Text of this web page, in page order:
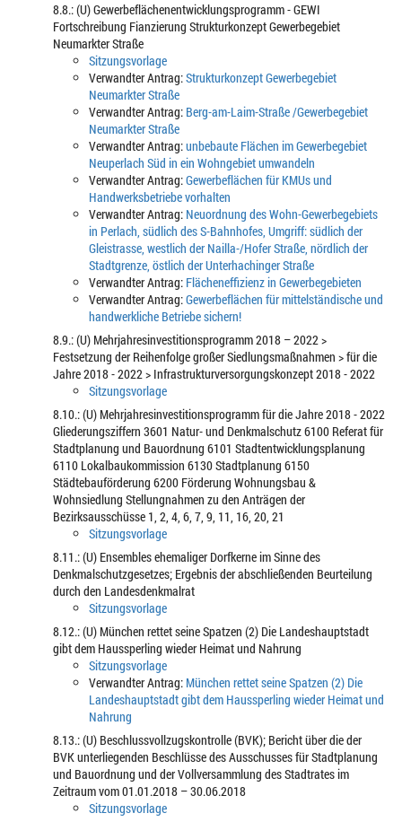
8.8.: (U) Gewerbeflächenentwicklungsprogramm - GEWI
Fortschreibung Fianzierung Strukturkonzept Gewerbegebiet
Neumarkter Straße
Sitzungsvorlage
Verwandter Antrag:Strukturkonzept Gewerbegebiet
Neumarkter Straße
Verwandter Antrag: Berg-am-Laim-Straße /Gewerbegebiet
Neumarkter Straße
Verwandter Antrag:unbebaute Flächen im Gewerbegebiet
Neuperlach Süd in ein Wohngebiet umwandeln
Verwandter Antrag:Gewerbeflächen für KMUs und
Handwerksbetriebe vorhalten
Verwandter Antrag: Neuordnung des Wohn-Gewerbegebiets
in Perlach, südlich des S-Bahnhofes, Umgriff: südlich der
Gleistrasse, westlich der Nailla-/Hofer Straße, nördlich der
Stadtgrenze, östlich der Unterhachinger Straße
Verwandter Antrag: Flächeneffizienz in Gewerbegebieten
Verwandter Antrag:Gewerbeflächen für mittelständische und
handwerkliche Betriebe sichern!
8.9.: (U) Mehrjahresinvestitionsprogramm 2018 – 2022 >
Festsetzung der Reihenfolge großer Siedlungsmaßnahmen > für die
Jahre 2018 - 2022 > Infrastrukturversorgungskonzept 2018 - 2022
Sitzungsvorlage
8.10.: (U) Mehrjahresinvestitionsprogramm für die Jahre 2018 - 2022
Gliederungsziffern 3601 Natur- und Denkmalschutz 6100 Referat für
Stadtplanung und Bauordnung 6101 Stadtentwicklungsplanung
6110 Lokalbaukommission 6130 Stadtplanung 6150
Städtebauförderung 6200 Förderung Wohnungsbau &
Wohnsiedlung Stellungnahmen zu den Anträgen der
Bezirksausschüsse 1, 2, 4, 6, 7, 9, 11, 16, 20, 21
Sitzungsvorlage
8.11.: (U) Ensembles ehemaliger Dorfkerne im Sinne des
Denkmalschutzgesetzes; Ergebnis der abschließenden Beurteilung
durch den Landesdenkmalrat
Sitzungsvorlage
8.12.: (U) München rettet seine Spatzen (2) Die Landeshauptstadt
gibt dem Haussperling wieder Heimat und Nahrung
Sitzungsvorlage
Verwandter Antrag: München rettet seine Spatzen (2) Die
Landeshauptstadt gibt dem Haussperling wieder Heimat und
Nahrung
8.13.: (U) Beschlussvollzugskontrolle (BVK); Bericht über die der
BVK unterliegenden Beschlüsse des Ausschusses für Stadtplanung
und Bauordnung und der Vollversammlung des Stadtrates im
Zeitraum vom 01.01.2018 – 30.06.2018
Sitzungsvorlage